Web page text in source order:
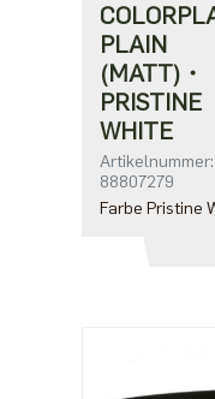
PLAIN
(MATT)・
PRISTINE
WHITE
Artikelnummer:
88807279
Farbe Pristine